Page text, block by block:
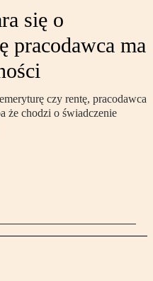
się o
pracodawca ma
czy rentę, pracodawca
że chodzi o świadczenie